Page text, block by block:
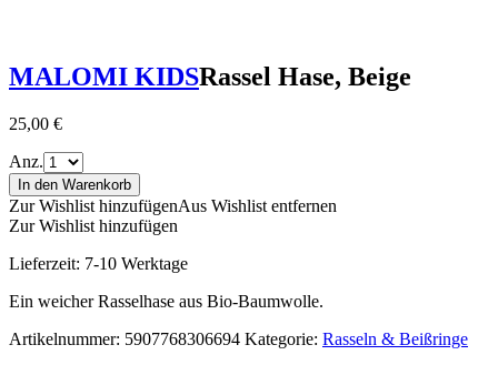
MALOMI KIDSRassel Hase, Beige
25,00 €
Anz.
In den Warenkorb
Zur Wishlist hinzufügenAus Wishlist entfernen
Zur Wishlist hinzufügen
Lieferzeit: 7-10 Werktage
Ein weicher Rasselhase ​​aus Bio-Baumwolle.
Artikelnummer: 5907768306694 Kategorie: Rasseln & Beißringe